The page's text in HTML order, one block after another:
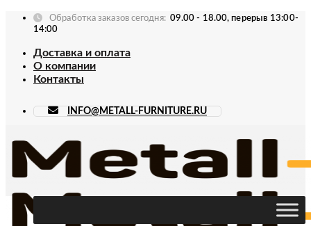
Skip
Обработка заказов сегодня: 09.00 - 18.00, перерыв 13:00-
14:00
Доставка и оплата
О компании
Контакты
INFO@METALL-FURNITURE.RU